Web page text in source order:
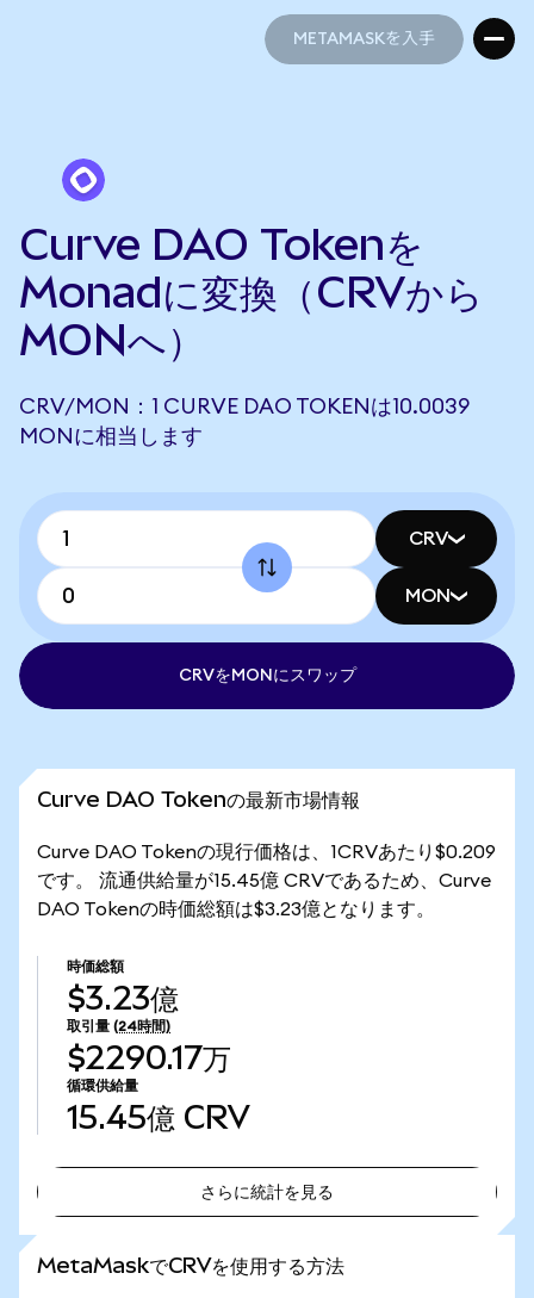
METAMASKを入手
Curve DAO Tokenを
Monadに変換（CRVから
MONへ）
CRV/MON：1 CURVE DAO TOKENは10.0039
MONに相当します
CRV
MON
CRVをMONにスワップ
Curve DAO Tokenの最新市場情報
Curve DAO Tokenの現行価格は、1CRVあたり$0.209
です。 流通供給量が15.45億 CRVであるため、Curve
DAO Tokenの時価総額は$3.23億となります。
時価総額
$3.23億
取引量 (24時間)
$2290.17万
循環供給量
15.45億 CRV
さらに統計を見る
MetaMaskでCRVを使用する方法